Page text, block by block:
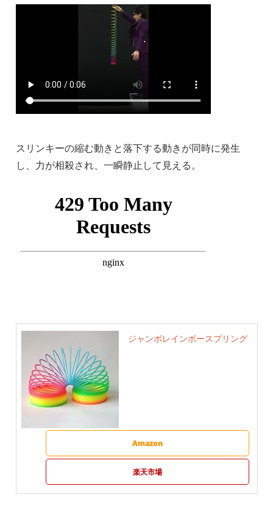
スリンキーの縮む動きと落下する動きが同時に発生
し、力が相殺され、一瞬静止して見える。
ジャンボレインボースプリング
Amazon
楽天市場